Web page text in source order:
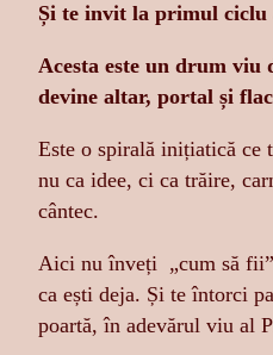
Și te invit la primul ciclu
Acesta este un drum viu
devine altar, portal și
Este o spirală inițiatică ce
nu ca idee, ci ca trăire,
cântec.
Aici nu înveți „cum să
ca ești deja. Și te întorci
poartă, în adevărul viu al